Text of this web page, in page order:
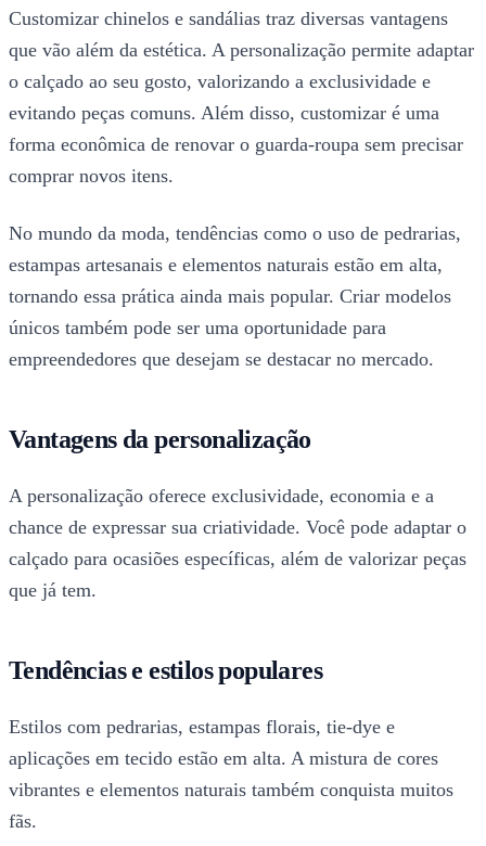
Customizar chinelos e sandálias traz diversas vantagens
que vão além da estética. A personalização permite adaptar
o calçado ao seu gosto, valorizando a exclusividade e
evitando peças comuns. Além disso, customizar é uma
forma econômica de renovar o guarda-roupa sem precisar
comprar novos itens.
No mundo da moda, tendências como o uso de pedrarias,
estampas artesanais e elementos naturais estão em alta,
tornando essa prática ainda mais popular. Criar modelos
únicos também pode ser uma oportunidade para
empreendedores que desejam se destacar no mercado.
Vantagens da personalização
A personalização oferece exclusividade, economia e a
chance de expressar sua criatividade. Você pode adaptar o
calçado para ocasiões específicas, além de valorizar peças
que já tem.
Tendências e estilos populares
Estilos com pedrarias, estampas florais, tie-dye e
aplicações em tecido estão em alta. A mistura de cores
vibrantes e elementos naturais também conquista muitos
fãs.